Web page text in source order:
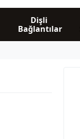
Dişli
Bağlantılar